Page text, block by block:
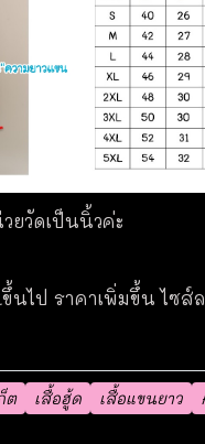
ยวัดเป็นนิ้วค่ะ
นไป ราคาเพิ่มขึ้น ไซส์
ต เสื้อฮู้ด เสื้อแขนยาว